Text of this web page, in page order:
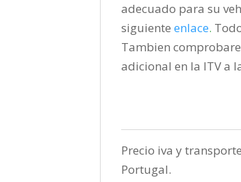
adecuado para su
siguienteenlace.
Tambien
adicional en la ITV a
Precio iva y
Portugal.